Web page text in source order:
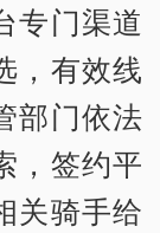
专门渠道
，有效线
部门依法
，签约平
关骑手给